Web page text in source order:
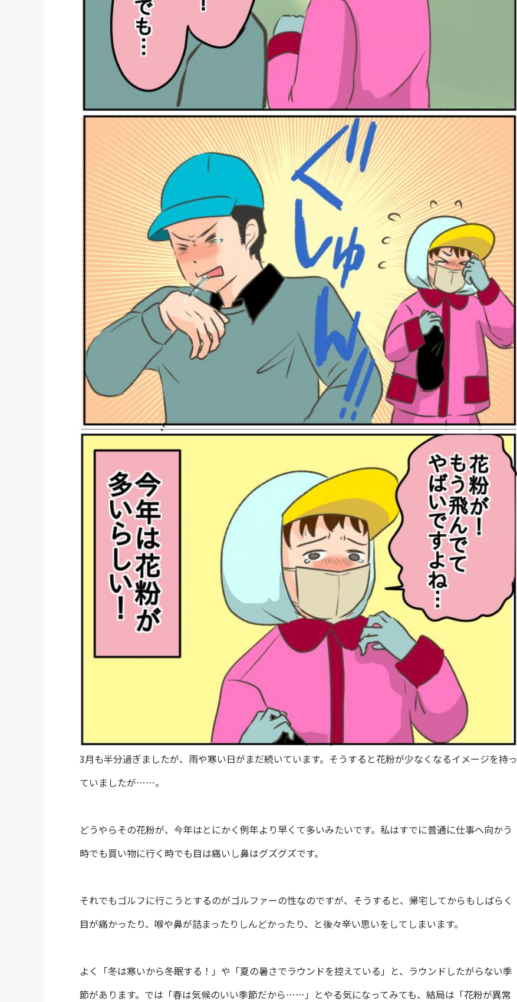
3月も半分過ぎましたが、雨や寒い日がまだ続いています。そうすると花粉が少なくなるイメージを持っ
ていましたが……。
どうやらその花粉が、今年はとにかく例年より早くて多いみたいです。私はすでに普通に仕事へ向かう
時でも買い物に行く時でも目は痛いし鼻はグズグズです。
それでもゴルフに行こうとするのがゴルファーの性なのですが、そうすると、帰宅してからもしばらく
目が痛かったり、喉や鼻が詰まったりしんどかったり、と後々辛い思いをしてしまいます。
よく「冬は寒いから冬眠する！」や「夏の暑さでラウンドを控えている」と、ラウンドしたがらない季
節があります。では「春は気候のいい季節だから……」とやる気になってみても、結局は「花粉が異常